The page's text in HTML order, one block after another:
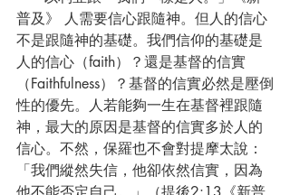
普及》 人需要信心跟隨神。但人的信心
不是跟隨神的基礎。我們信仰的基礎是
人的信心（faith）？還是基督的信實
（Faithfulness）？基督的信實必然是壓倒
性的優先。人若能夠一生在基督裡跟隨
神，最大的原因是基督的信實多於人的
信心。不然，保羅也不會對提摩太說：
「我們縱然失信，他卻依然信實，因為